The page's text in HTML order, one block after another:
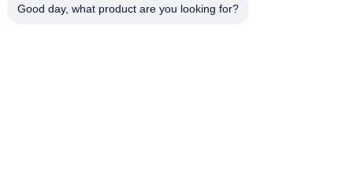
지금 제출
Good day, what product are you looking for?